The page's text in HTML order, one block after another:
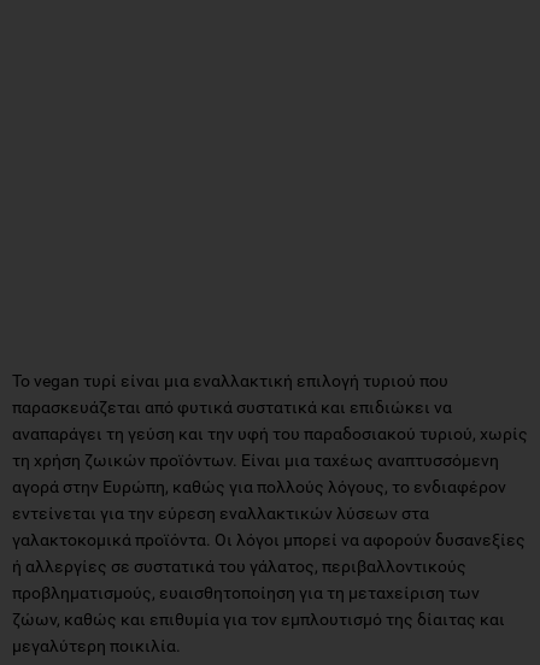
Το vegan τυρί είναι μια εναλλακτική επιλογή τυριού που
παρασκευάζεται από φυτικά συστατικά και επιδιώκει να
αναπαράγει τη γεύση και την υφή του παραδοσιακού τυριού, χωρίς
τη χρήση ζωικών προϊόντων. Είναι μια ταχέως αναπτυσσόμενη
αγορά στην Ευρώπη, καθώς για πολλούς λόγους, το ενδιαφέρον
εντείνεται για την εύρεση εναλλακτικών λύσεων στα
γαλακτοκομικά προϊόντα. Οι λόγοι μπορεί να αφορούν δυσανεξίες
ή αλλεργίες σε συστατικά του γάλατος, περιβαλλοντικούς
προβληματισμούς, ευαισθητοποίηση για τη μεταχείριση των
ζώων, καθώς και επιθυμία για τον εμπλουτισμό της δίαιτας και
μεγαλύτερη ποικιλία.